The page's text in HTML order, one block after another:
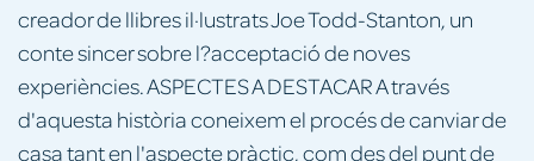
creador de llibres il·lustrats Joe Todd-Stanton, un
conte sincer sobre l?acceptació de noves
experiències. ASPECTES A DESTACAR A través
d'aquesta història coneixem el procés de canviar de
casa tant en l'aspecte pràctic, com des del punt de